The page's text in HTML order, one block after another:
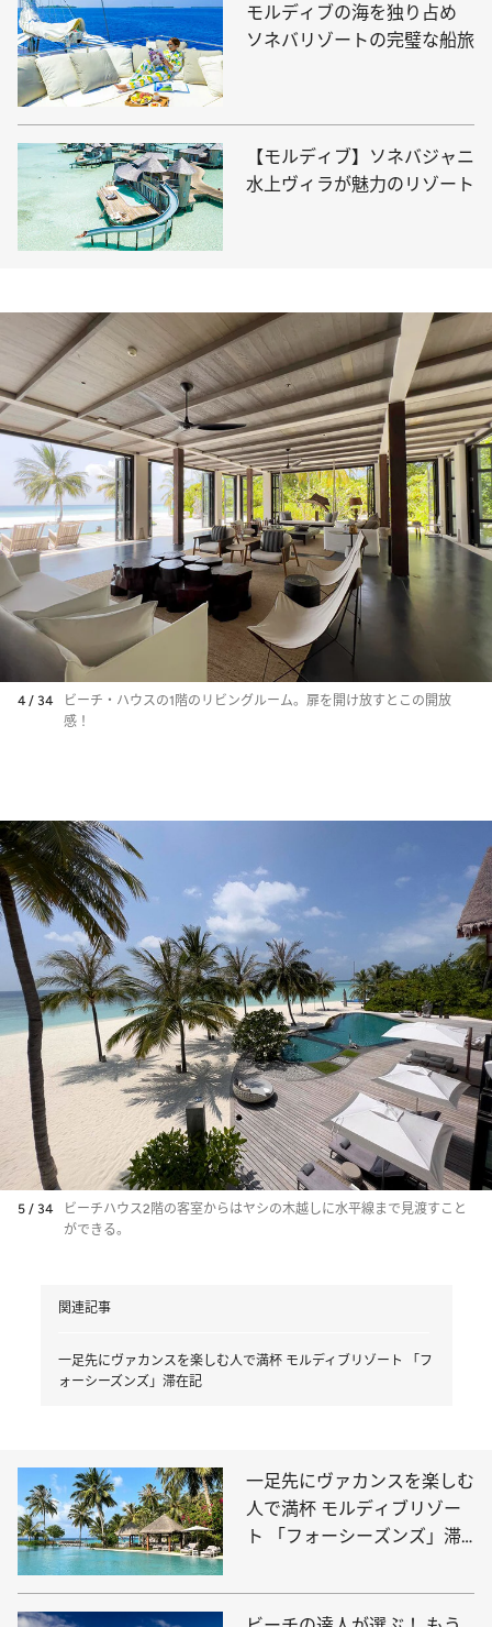
モルディブの海を独り占め
ソネバリゾートの完璧な船旅
【モルディブ】ソネバジャニ
水上ヴィラが魅力のリゾート
4 / 34
ビーチ・ハウスの1階のリビングルーム。扉を開け放すとこの開放
感！
5 / 34
ビーチハウス2階の客室からはヤシの木越しに水平線まで見渡すこと
ができる。
関連記事
一足先にヴァカンスを楽しむ人で満杯 モルディブリゾート 「フ
ォーシーズンズ」滞在記
一足先にヴァカンスを楽しむ
人で満杯 モルディブリゾー
ト 「フォーシーズンズ」滞